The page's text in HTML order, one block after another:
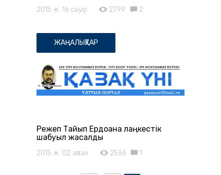
2015 ж. 16 сәуір 2799 2
ЖАҢАЛЫҚТАР
Режеп Тайып Ердоғанға лаңкестік
шабуыл жасалды
2015 ж. 02 ақпан 2536 1